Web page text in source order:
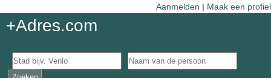
Aanmelden | Maak een profiel
+Adres.com